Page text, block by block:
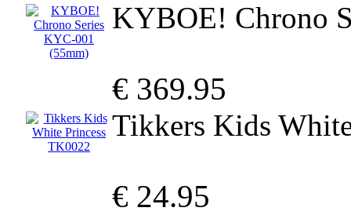
KYBOE! Chrono
€ 369.95
Tikkers Kids
€ 24.95